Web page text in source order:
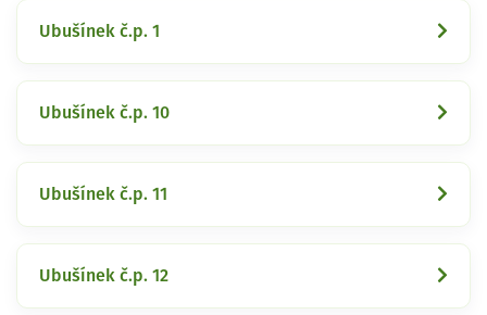
Ubušínek č.p. 1
Ubušínek č.p. 10
Ubušínek č.p. 11
Ubušínek č.p. 12